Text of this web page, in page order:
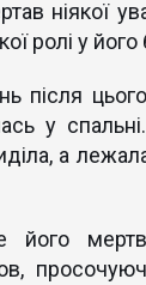
ніякої
ролі у
після
у
а
його